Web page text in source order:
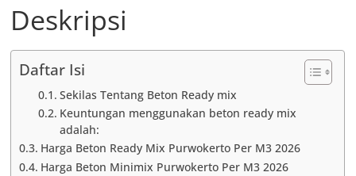
Deskripsi
Daftar Isi
Sekilas Tentang Beton Ready mix
Keuntungan menggunakan beton ready mix
adalah:
Harga Beton Ready Mix Purwokerto Per M3 2026
Harga Beton Minimix Purwokerto Per M3 2026